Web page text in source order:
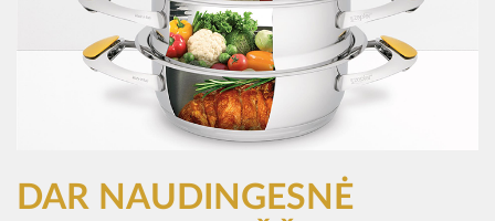
DAR NAUDINGESNĖ